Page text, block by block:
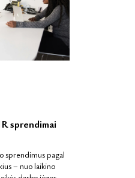
sprendimai
sprendimus pagal
– nuo laikino